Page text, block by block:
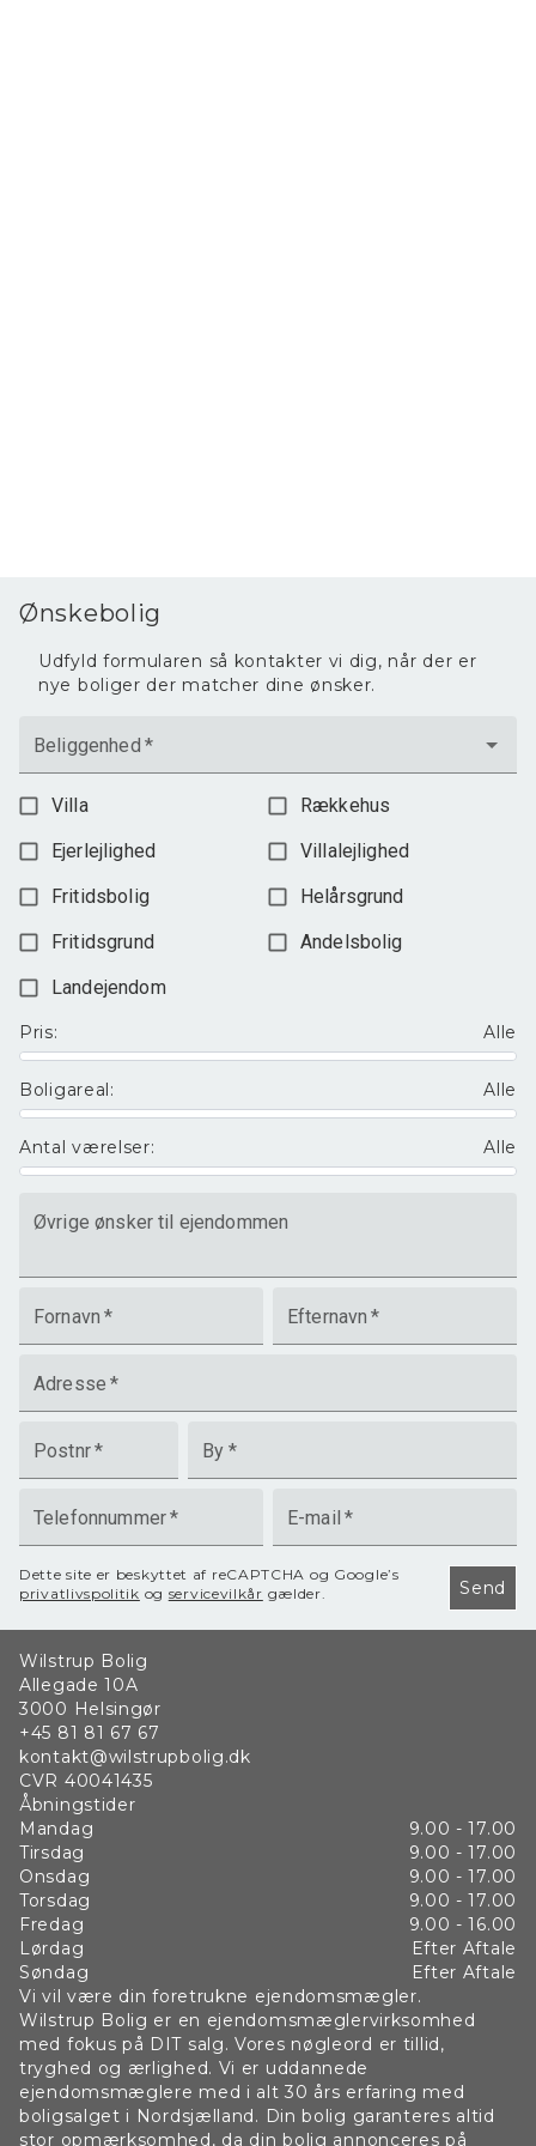
Ønskebolig
Udfyld formularen så kontakter vi dig, når der er
nye boliger der matcher dine ønsker.
Beliggenhed *
Villa
Rækkehus
Ejerlejlighed
Villalejlighed
Fritidsbolig
Helårsgrund
Fritidsgrund
Andelsbolig
Landejendom
Pris: Alle
Boligareal: Alle
Antal værelser: Alle
Øvrige ønsker til ejendommen
Fornavn * Efternavn *
Adresse *
Postnr* By *
Telefonnummer* E-mail *
Dette site er beskyttet af reCAPTCHA og Google’s
privatlivspolitik og servicevilkår gælder. Send
Wilstrup Bolig
Allegade 10A
3000 Helsingør
+45 81 81 67 67
kontakt@wilstrupbolig.dk
CVR 40041435
Åbningstider
Mandag
9.00 - 17.00
Tirsdag
9.00 - 17.00
Onsdag
9.00 - 17.00
Torsdag
9.00 - 17.00
Fredag
9.00 - 16.00
Lørdag
Efter Aftale
Søndag
Efter Aftale
Vi vil være din foretrukne ejendomsmægler.
Wilstrup Bolig er en ejendomsmæglervirksomhed
med fokus på DIT salg. Vores nøgleord er tillid,
tryghed og ærlighed. Vi er uddannede
ejendomsmæglere med i alt 30 års erfaring med
boligsalget i Nordsjælland. Din bolig garanteres altid
stor opmærksomhed, da din bolig annonceres på